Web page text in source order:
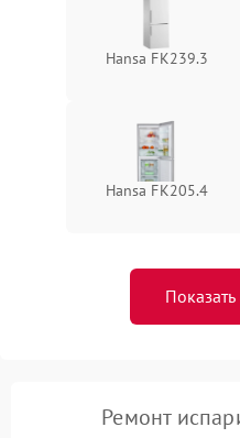
Hansa FK239.3
Hansa FK205.4
Ремонт